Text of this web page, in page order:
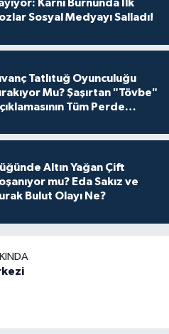
Karnı Burnunda İlk
Sosyal Medyayı Salladı!
Tatlıtuğ Oyunculuğu
Mu? Şaşırtan "Tövbe"
Tüm Perde
Altın Yağan Çift
mu? Eda Sakız ve
Bulut Olayı Ne?